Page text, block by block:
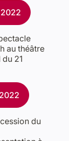
au théâtre
21
du